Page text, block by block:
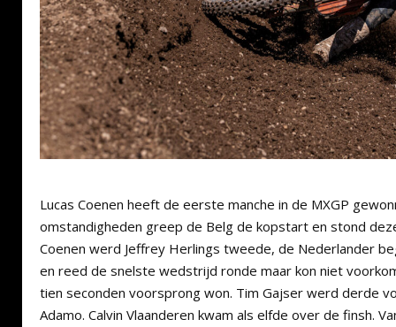
Lucas Coenen heeft de eerste manche in de MXGP
omstandigheden greep de Belg de kopstart en stond
Coenen werd Jeffrey Herlings tweede, de Nederlander
en reed de snelste wedstrijd ronde maar kon niet
tien seconden voorsprong won. Tim Gajser werd derde
Adamo. Calvin Vlaanderen kwam als elfde over de finsh.